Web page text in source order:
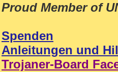
Proud Member of
Spenden
Anleitungen und
Trojaner-Board